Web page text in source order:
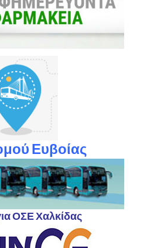
Ευβοίας
ΟΣΕ Χαλκίδας